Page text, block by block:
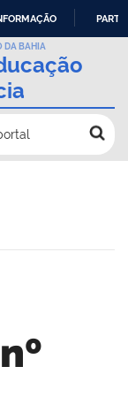
DA BAHIA